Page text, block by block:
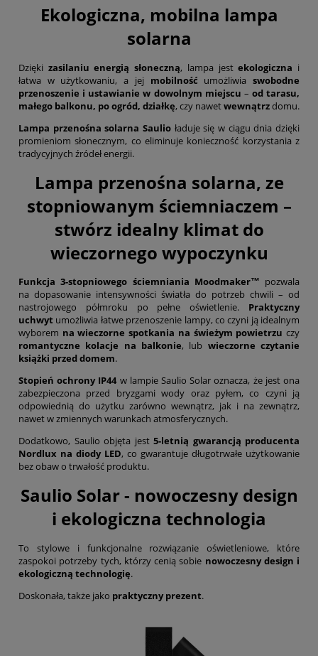
Ekologiczna, mobilna lampa
solarna
Dzięki zasilaniu energią słoneczną, lampa jestekologiczna i
łatwa w użytkowaniu, a jej mobilność umożliwiaswobodne
przenoszenie i ustawianie w dowolnym miejscu – od tarasu,
małego balkonu, po ogród, działkę, czy nawetwewnątrzdomu.
Lampa przenośna solarna Saulio ładuje się w ciągu dnia dzięki
promieniom słonecznym, co eliminuje konieczność korzystania z
tradycyjnych źródeł energii.
Lampa przenośna solarna, ze
stopniowanym ściemniaczem –
stwórz idealny klimat do
wieczornego wypoczynku
Funkcja 3-stopniowego ściemniania Moodmaker™ pozwala
na dopasowanie intensywności światła do potrzeb chwili – od
nastrojowego półmroku po pełne oświetlenie. Praktyczny
uchwyt umożliwia łatwe przenoszenie lampy, co czyni ją idealnym
wyborem na wieczorne spotkania na świeżym powietrzu czy
romantyczne kolacje na balkonie, lub wieczorne czytanie
książki przed domem.
Stopień ochrony IP44w lampie Saulio Solar oznacza, że jest ona
zabezpieczona przed bryzgami wody oraz pyłem, co czyni ją
odpowiednią do użytku zarówno wewnątrz, jak i na zewnątrz,
nawet w zmiennych warunkach atmosferycznych.
Dodatkowo, Saulio objęta jest 5-letnią gwarancją producenta
Nordlux na diody LED, co gwarantuje długotrwałe użytkowanie
bez obaw o trwałość produktu.
Saulio Solar - nowoczesny design
i ekologiczna technologia
To stylowe i funkcjonalne rozwiązanie oświetleniowe, które
zaspokoi potrzeby tych, którzy cenią sobie nowoczesny design i
ekologiczną technologię.
Doskonała, także jako praktyczny prezent.